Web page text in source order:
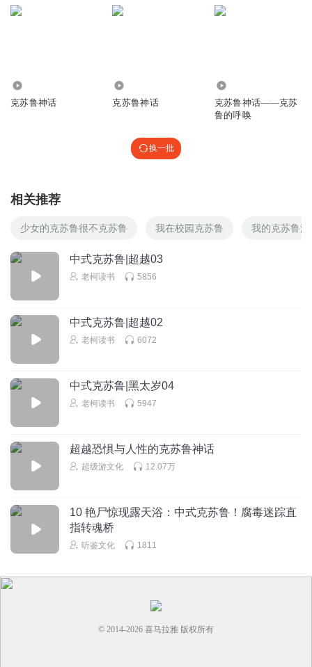
克苏鲁神话 克苏鲁神话
克苏鲁神话——克苏
鲁的呼唤
换一批
相关推荐
少女的克苏鲁很不克苏鲁 我在校园克苏鲁 我的克苏鲁游
中式克苏鲁|超越03
老柯读书 5856
中式克苏鲁|超越02
老柯读书 6072
中式克苏鲁|黑太岁04
老柯读书 5947
超越恐惧与人性的克苏鲁神话
超级游文化 12.07万
10 艳尸惊现露天浴：中式克苏鲁！腐毒迷踪直
指转魂桥
听鉴文化 1811
© 2014-2026 喜马拉雅 版权所有